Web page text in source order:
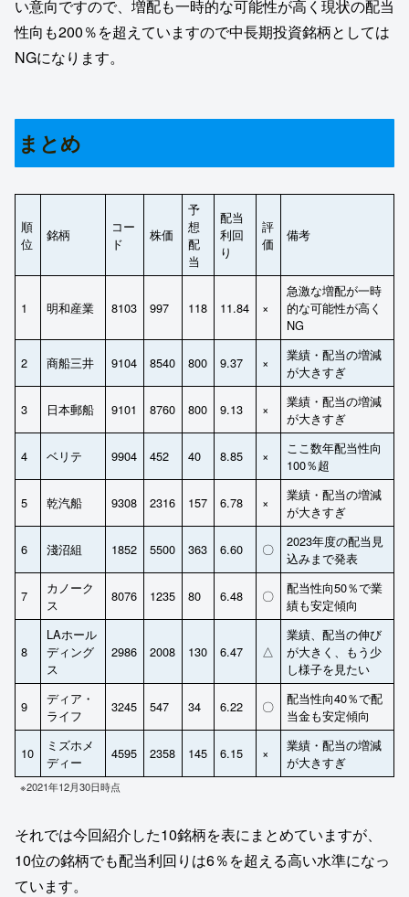
い意向ですので、増配も一時的な可能性が高く現状の配当
性向も200％を超えていますので中長期投資銘柄としては
NGになります。
まとめ
順
位
銘柄
コー
ド
株価
予
想
配
当
配当
利回
り
評
価
備考
1 明和産業 8103 997 118 11.84 ×
急激な増配が一時
的な可能性が高く
NG
2 商船三井 9104 8540 800 9.37 ×
業績・配当の増減
が大きすぎ
3 日本郵船 9101 8760 800 9.13 ×
業績・配当の増減
が大きすぎ
4 ベリテ 9904 452 40 8.85 ×
ここ数年配当性向
100％超
5 乾汽船 9308 2316 157 6.78 ×
業績・配当の増減
が大きすぎ
6 淺沼組 1852 5500 363 6.60 〇
2023年度の配当見
込みまで発表
7
カノーク
ス
8076 1235 80 6.48 〇
配当性向50％で業
績も安定傾向
8
LAホール
ディング
ス
2986 2008 130 6.47 △
業績、配当の伸び
が大きく、もう少
し様子を見たい
9
ディア・
ライフ
3245 547 34 6.22 〇
配当性向40％で配
当金も安定傾向
10
ミズホメ
ディー
4595 2358 145 6.15 ×
業績・配当の増減
が大きすぎ
※2021年12月30日時点
それでは今回紹介した10銘柄を表にまとめていますが、
10位の銘柄でも配当利回りは6％を超える高い水準になっ
ています。